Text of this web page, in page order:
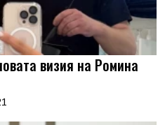
визия на Ромина